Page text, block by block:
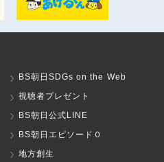
BS朝日SDGs on the Web
視聴者プレゼント
BS朝日公式LINE
BS朝日エピソード０
地方創生